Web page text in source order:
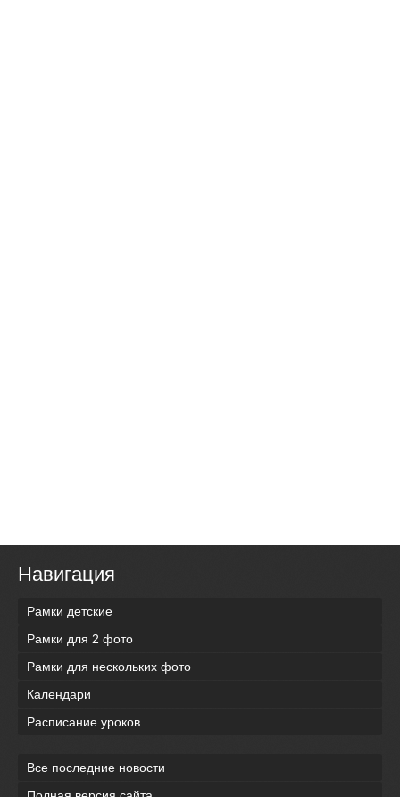
Навигация
Рамки детские
Рамки для 2 фото
Рамки для нескольких фото
Календари
Расписание уроков
Все последние новости